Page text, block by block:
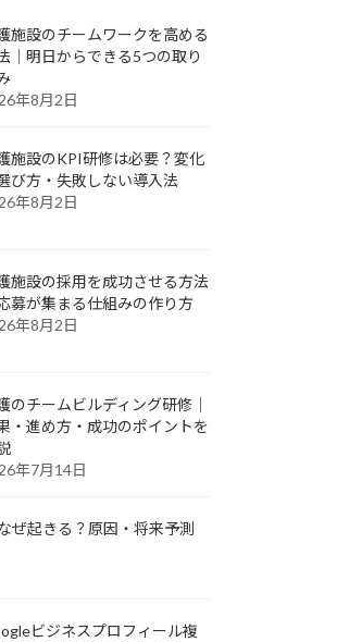
施設のチームワークを高める
｜明日からできる5つの取り
年8月2日
施設のKPI研修は必要？変化
び方・失敗しない導入法
年8月2日
施設の採用を成功させる方法
応募が集まる仕組みの作り方
年8月2日
のチームビルディング研修｜
・進め方・成功のポイントを
年7月14日
ぜ起きる？原因・将来予測
ビジネスプロフィール複